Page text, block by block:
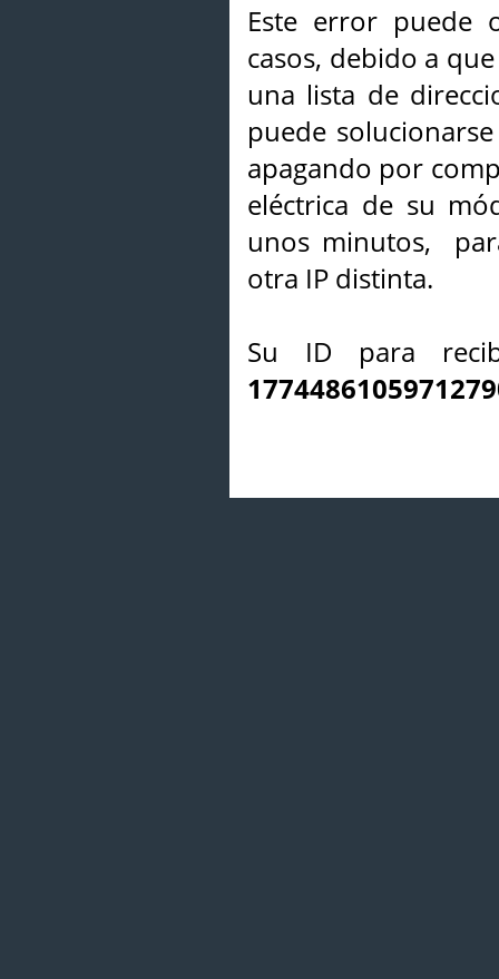
Este error puede
casos, debido a
una lista de
puede
apagando por
eléctrica de su
unos minutos,
otra IP distinta.
Su ID para